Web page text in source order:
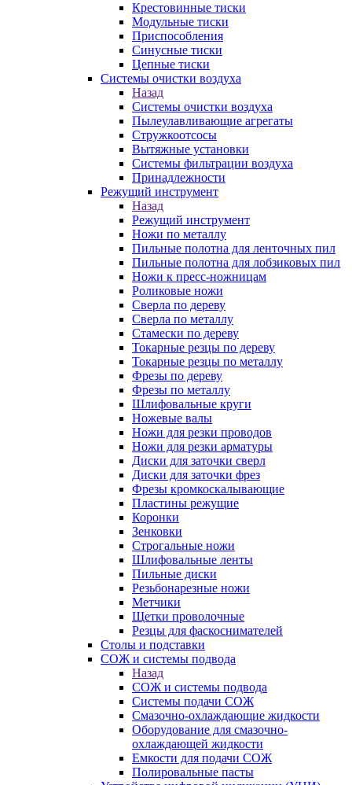
Крестовинные тиски
Модульные тиски
Приспособления
Синусные тиски
Цепные тиски
Системы очистки воздуха
Назад
Системы очистки воздуха
Пылеулавливающие агрегаты
Стружкоотсосы
Вытяжные установки
Системы фильтрации воздуха
Принадлежности
Режущий инструмент
Назад
Режущий инструмент
Ножи по металлу
Пильные полотна для ленточных пил
Пильные полотна для лобзиковых пил
Ножи к пресс-ножницам
Роликовые ножи
Сверла по дереву
Сверла по металлу
Стамески по дереву
Токарные резцы по дереву
Токарные резцы по металлу
Фрезы по дереву
Фрезы по металлу
Шлифовальные круги
Ножевые валы
Ножи для резки проводов
Ножи для резки арматуры
Диски для заточки сверл
Диски для заточки фрез
Фрезы кромкоскалывающие
Пластины режущие
Коронки
Зенковки
Строгальные ножи
Шлифовальные ленты
Пильные диски
Резьбонарезные ножи
Метчики
Щетки проволочные
Резцы для фаскоснимателей
Столы и подставки
СОЖ и системы подвода
Назад
СОЖ и системы подвода
Системы подачи СОЖ
Смазочно-охлаждающие жидкости
Оборудование для смазочно-
охлаждающей жидкости
Емкости для подачи СОЖ
Полировальные пасты